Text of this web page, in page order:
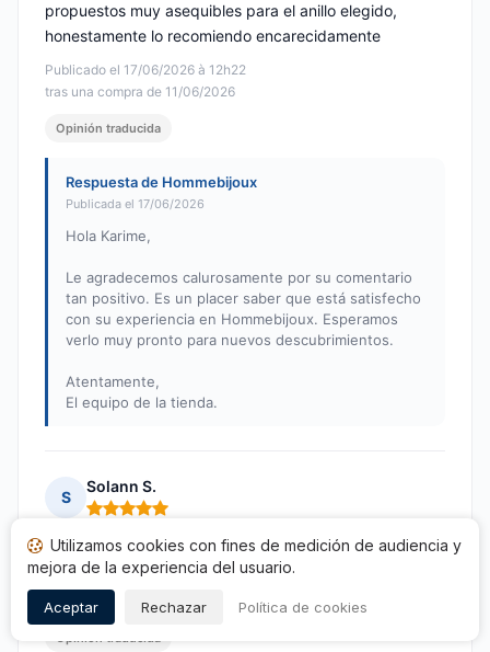
Publicado el 17/06/2026 à 12h22
tras una compra de 11/06/2026
propuestos muy asequibles para el anillo elegido,
honestamente lo recomiendo encarecidamente
Opinión traducida
Respuesta de Hommebijoux
Publicada el 17/06/2026
Hola Karime,
Le agradecemos calurosamente por su comentario
tan positivo. Es un placer saber que está satisfecho
con su experiencia en Hommebijoux. Esperamos
verlo muy pronto para nuevos descubrimientos.
Atentamente,
El equipo de la tienda.
S
Solann S.
Nota: 5 de 5
Publicado el 13/06/2026 à 11h26
tras una compra de 09/06/2026
-
Opinión traducida
Utilizamos cookies con fines de medición de audiencia y
mejora de la experiencia del usuario.
Aceptar Rechazar Política de cookies